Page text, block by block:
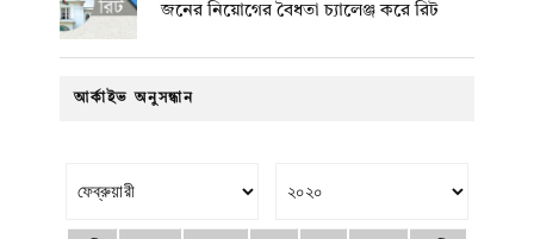
জনের নিয়োগের বৈধতা চ্যালেঞ্জ করে রিট
আর্কাইভ অনুসন্ধান